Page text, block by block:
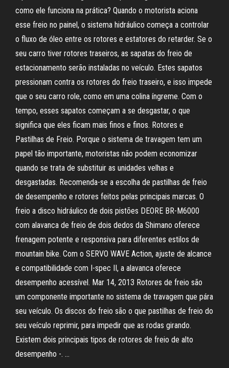
como ele funciona na prática? Quando o motorista aciona
esse freio no painel, o sistema hidráulico começa a controlar
o fluxo de óleo entre os rotores e estatores do retarder. Se o
seu carro tiver rotores traseiros, as sapatas do freio de
estacionamento serão instaladas no veículo. Estes sapatos
pressionam contra os rotores do freio traseiro, e isso impede
que o seu carro role, como em uma colina íngreme. Com o
tempo, esses sapatos começam a se desgastar, o que
significa que eles ficam mais finos e finos. Rotores e
Pastilhas de Freio. Porque o sistema de travagem tem um
papel tão importante, motoristas não podem economizar
quando se trata de substituir as unidades velhas e
desgastadas. Recomenda-se a escolha de pastilhas de freio
de desempenho e rotores feitos pelas principais marcas. O
freio a disco hidráulico de dois pistões DEORE BR-M6000
com alavanca de freio de dois dedos da Shimano oferece
frenagem potente e responsiva para diferentes estilos de
mountain bike. Com o SERVO WAVE Action, ajuste de alcance
e compatibilidade com I-spec II, a alavanca oferece
desempenho acessível. Mar 14, 2013 Rotores de freio são
um componente importante no sistema de travagem que pára
seu veículo. Os discos do freio são o que pastilhas de freio do
seu veículo reprimir, para impedir que as rodas girando.
Existem dois principais tipos de rotores de freio de alto
desempenho -. …